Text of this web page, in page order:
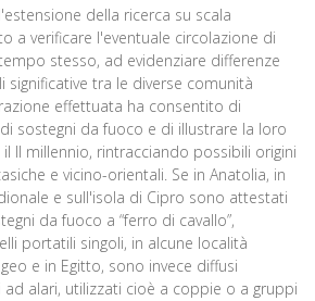
della ricerca su scala
a verificare l'eventuale circolazione di
stesso, ad evidenziare differenze
significative tra le diverse comunità
effettuata ha consentito di
sostegni da fuoco e di illustrare la loro
II millennio, rintracciando possibili origini
e vicino-orientali. Se in Anatolia, in
e sull'isola di Cipro sono attestati
da fuoco a “ferro di cavallo”,
portatili singoli, in alcune località
e in Egitto, sono invece diffusi
alari, utilizzati cioè a coppie o a gruppi